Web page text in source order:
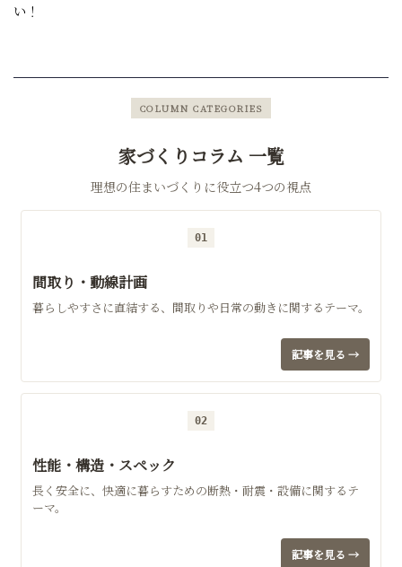
い！
COLUMN CATEGORIES
家づくりコラム 一覧
理想の住まいづくりに役立つ4つの視点
01
間取り・動線計画
暮らしやすさに直結する、間取りや日常の動きに関するテーマ。
記事を見る →
02
性能・構造・スペック
長く安全に、快適に暮らすための断熱・耐震・設備に関するテ
ーマ。
記事を見る →